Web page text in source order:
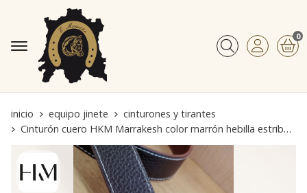
Buscar
0
inicio equipo jinete
cinturones y tirantes
Cinturón cuero HKM Marrakesh color marrón hebilla estribo dorada